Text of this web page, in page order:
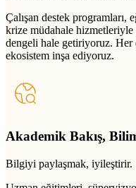
Çalışan destek
krize müdahale hizmetleriyle
dengeli hale getiriyoruz.
ekosistem inşa ediyoruz.
Akademik Bakış,
Bilgiyi paylaşmak, iyileştirir.